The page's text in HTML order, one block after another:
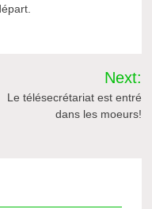
Next:
Le télésecrétariat est entré
dans les moeurs!